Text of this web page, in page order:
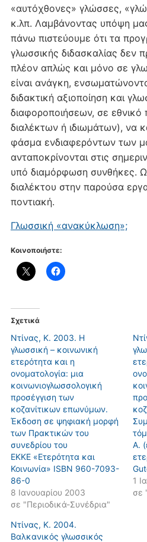
«αυτόχθονες» γλώσσες,
κ.λπ. Λαμβάνοντας υπόψη
πάνω πιστεύουμε ότι τα
γλωσσικής διδασκαλίας δεν
πλέον απλώς και μόνο σε
είναι ανάγκη,
διδακτική αξιοποίηση και
διαφοροποιήσεων, σε εθνικό
διαλέκτων ή ιδιωμάτων), να
φάσμα ενδιαφερόντων των
ανταποκρίνονται στις
υπό διαμόρφωση συνθήκες.
διαλέκτου στην παρούσα
ποντιακή.
Γλωσσική «ανακύκλωση»;
Κοινοποιήστε:
Σχετικά
Ντίνας, Κ. 2003. Η
γλωσσική – κοινωνική
ετερότητα και η
ονοματολογία: μια
κοινωνιογλωσσολογική
προσέγγιση των
κοζανίτικων επωνύμων.
Έκδοση σε ψηφιακή μορφή
των Πρακτικών του
συνεδρίου του
ΕΚΚΕ «Ετερότητα και
Κοινωνία» ΙSBN 960-7093-
86-0
8 Ιανουαρίου 2003
σε "Περιοδικά-Συνέδρια"
Α.
1
σε
Ντίνας, Κ. 2004.
Βαλκανικός γλωσσικός